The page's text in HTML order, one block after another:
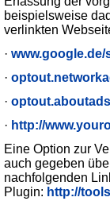
beispielsweise
verlinkten
·
·
·
· http://
Eine Option zur
auch gegeben
nachfolgenden
Plugin: http://